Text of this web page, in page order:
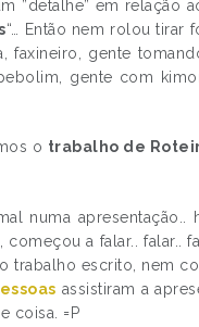
”detalhe” em relação
“… Então nem rolou tirar
faxineiro, gente
gente com
o trabalho de
numa
começou a falar..
trabalho escrito, nem
assistiram a
coisa. =P